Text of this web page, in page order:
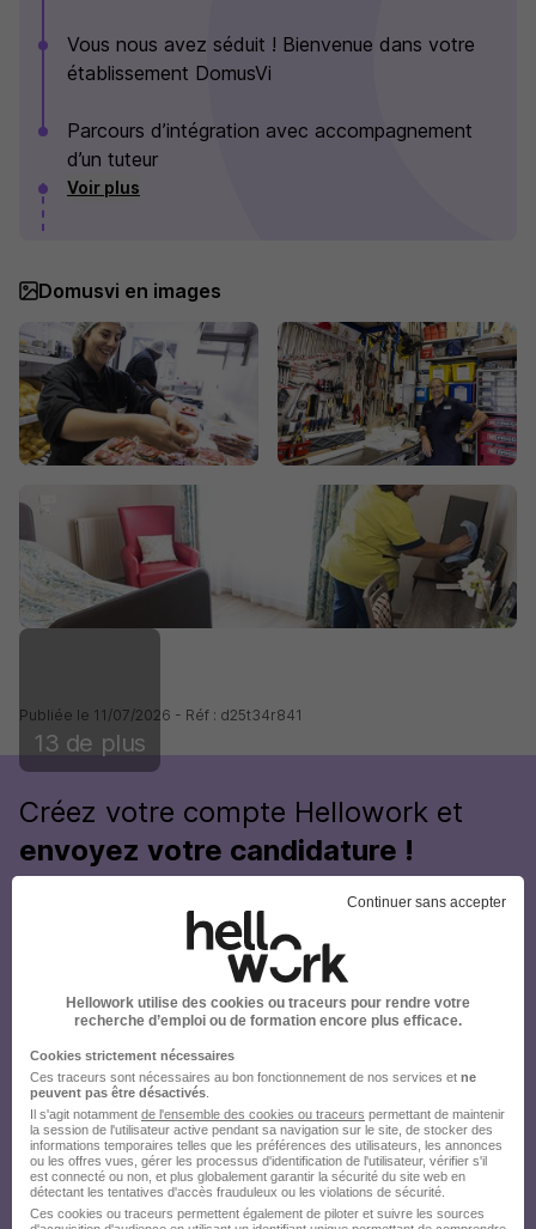
Vous nous avez séduit ! Bienvenue dans votre
établissement DomusVi
Parcours d’intégration avec accompagnement
d’un tuteur
Voir plus
Domusvi en images
13 de plus
Publiée le 11/07/2026 - Réf : d25t34r841
Créez votre compte Hellowork et
envoyez votre candidature !
Continuer sans accepter
Hellowork utilise des cookies ou traceurs pour rendre votre
recherche d’emploi ou de formation encore plus efficace.
Cookies strictement nécessaires
Ces traceurs sont nécessaires au bon fonctionnement de nos services et ne
peuvent pas être désactivés
Il s'agit notamment de l'ensemble des cookies ou traceurs permettant de maintenir
la session de l'utilisateur active pendant sa navigation sur le site, de stocker des
informations temporaires telles que les préférences des utilisateurs, les annonces
ou les offres vues, gérer les processus d'identification de l'utilisateur, vérifier s'il
est connecté ou non, et plus globalement garantir la sécurité du site web en
détectant les tentatives d'accès frauduleux ou les violations de sécurité.
Ces cookies ou traceurs permettent également de piloter et suivre les sources